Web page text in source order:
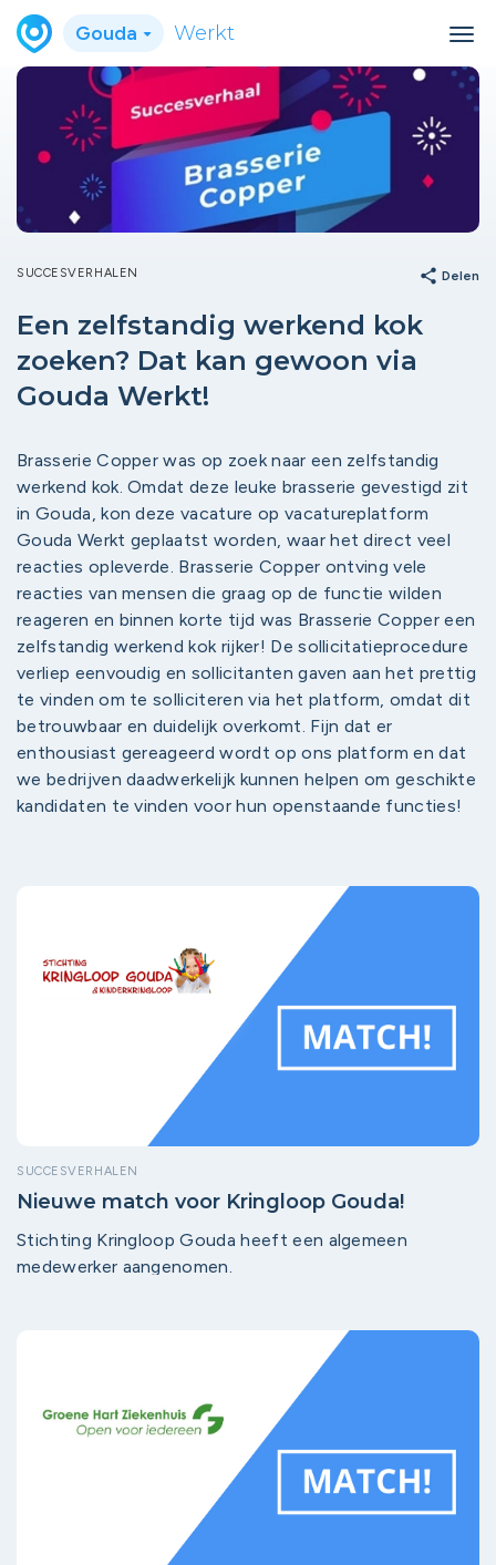
Gouda Werkt
SUCCESVERHALEN share Delen
Een zelfstandig werkend kok
zoeken? Dat kan gewoon via
Gouda Werkt!
Brasserie Copper was op zoek naar een zelfstandig
werkend kok. Omdat deze leuke brasserie gevestigd zit
in Gouda, kon deze vacature op vacatureplatform
Gouda Werkt geplaatst worden, waar het direct veel
reacties opleverde. Brasserie Copper ontving vele
reacties van mensen die graag op de functie wilden
reageren en binnen korte tijd was Brasserie Copper een
zelfstandig werkend kok rijker! De sollicitatieprocedure
verliep eenvoudig en sollicitanten gaven aan het prettig
te vinden om te solliciteren via het platform, omdat dit
betrouwbaar en duidelijk overkomt. Fijn dat er
enthousiast gereageerd wordt op ons platform en dat
we bedrijven daadwerkelijk kunnen helpen om geschikte
kandidaten te vinden voor hun openstaande functies!
SUCCESVERHALEN
Nieuwe match voor Kringloop Gouda!
Stichting Kringloop Gouda heeft een algemeen
medewerker aangenomen.